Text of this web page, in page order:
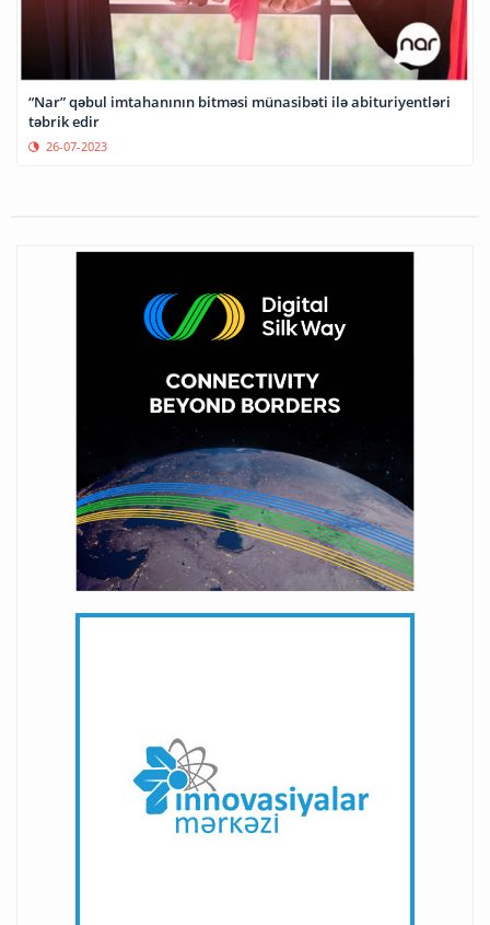
“Nar” qəbul imtahanının bitməsi münasibəti ilə abituriyentləri
təbrik edir
26-07-2023